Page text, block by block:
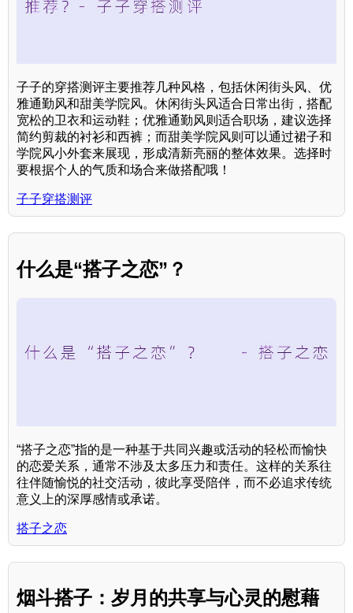
子子的穿搭测评主要推荐几种风格，包括休闲街头风、优
雅通勤风和甜美学院风。休闲街头风适合日常出街，搭配
宽松的卫衣和运动鞋；优雅通勤风则适合职场，建议选择
简约剪裁的衬衫和西裤；而甜美学院风则可以通过裙子和
学院风小外套来展现，形成清新亮丽的整体效果。选择时
要根据个人的气质和场合来做搭配哦！
子子穿搭测评
什么是“搭子之恋”？
“搭子之恋”指的是一种基于共同兴趣或活动的轻松而愉快
的恋爱关系，通常不涉及太多压力和责任。这样的关系往
往伴随愉悦的社交活动，彼此享受陪伴，而不必追求传统
意义上的深厚感情或承诺。
搭子之恋
烟斗搭子：岁月的共享与心灵的慰藉